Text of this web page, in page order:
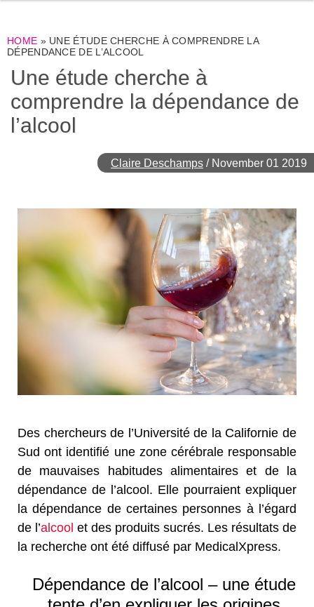
HOME » UNE ÉTUDE CHERCHE À COMPRENDRE LA
DÉPENDANCE DE L’ALCOOL
Une étude cherche à
comprendre la dépendance de
l’alcool
Claire Deschamps / November 01 2019
Des chercheurs de l’Université de la Californie de
Sud ont identifié une zone cérébrale responsable
de mauvaises habitudes alimentaires et de la
dépendance de l’alcool. Elle pourraient expliquer
la dépendance de certaines personnes à l’égard
de l’alcool et des produits sucrés. Les résultats de
la recherche ont été diffusé par MedicalXpress.
Dépendance de l’alcool – une étude